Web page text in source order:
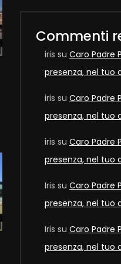
Watch Later
Watch Later
Commenti
iris su Caro Padre
presenza, nel tuo
iris su Caro Padre
presenza, nel tuo
iris su Caro Padre
presenza, nel tuo
Iris su Caro Padre
presenza, nel tuo
Iris su Caro Padre
presenza, nel tuo